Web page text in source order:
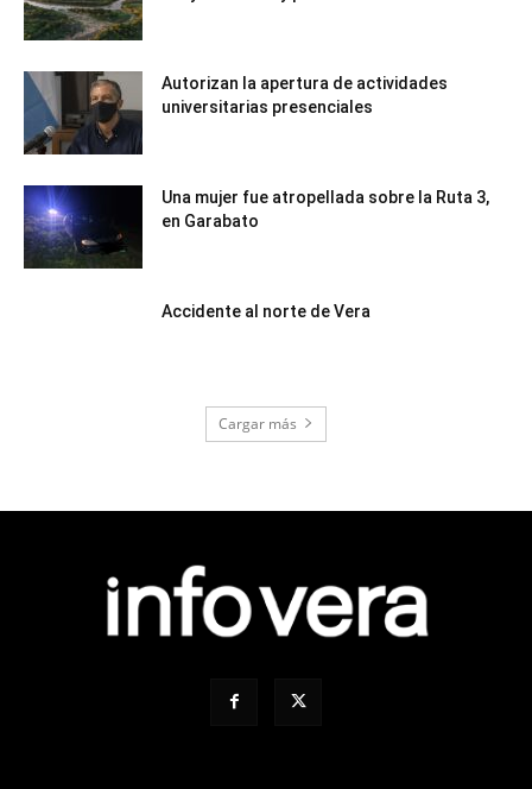
Autorizan la apertura de actividades
universitarias presenciales
Una mujer fue atropellada sobre la Ruta 3,
en Garabato
Accidente al norte de Vera
Cargar más